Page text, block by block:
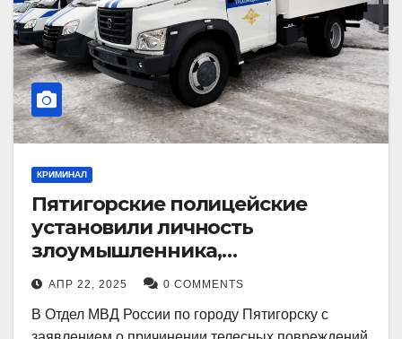
КРИМИНАЛ
Пятигорские полицейские
установили личность
злоумышленника,
причинившего телесные
повреждения местному жителю
АПР 22, 2025 0 COMMENTS
В Отдел МВД России по городу Пятигорску с